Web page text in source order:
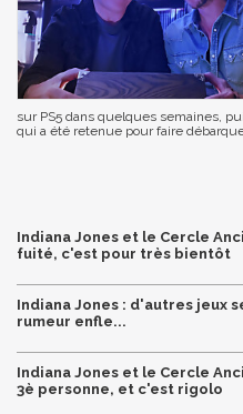
sur PS5 dans quelques semaines,
qui a été retenue pour faire
Indiana Jones et le Cercle
fuité, c'est pour très bientôt
Indiana Jones : d'autres jeux
rumeur enfle...
Indiana Jones et le Cercle
3è personne, et c'est rigolo